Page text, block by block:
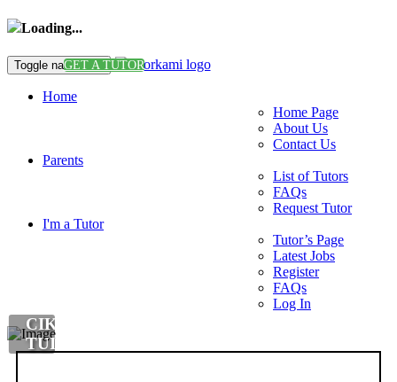
Loading...
Toggle navigationGET A TUTOR
Home
Home Page
About Us
Contact Us
Parents
List of Tutors
FAQs
Request Tutor
I'm a Tutor
Tutor’s Page
Latest Jobs
Register
FAQs
Log In
CIKGU
TUISYEN